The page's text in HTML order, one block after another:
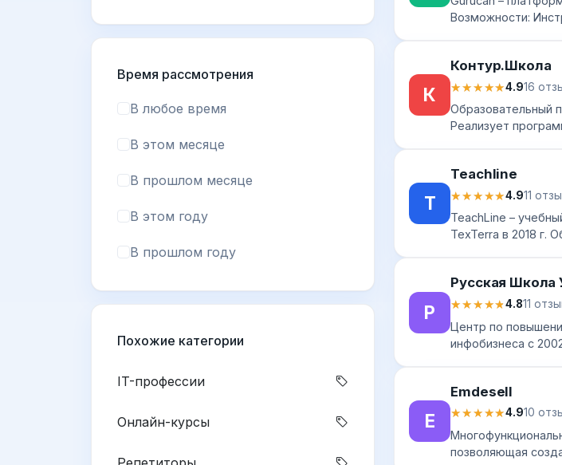
Время рассмотрения
В любое время
В этом месяце
В прошлом месяце
В этом году
В прошлом году
Похожие категории
IT-профессии
Онлайн-курсы
Возможности:
К
Контур.Школа
★★★★★
★★★★★4.916
Образовательный
Реализует
T
Teachline
★★★★★
★★★★★4.911
TeachLine –
TexTerra в 2018 г.
Р
Русская Школа
★★★★★
★★★★★4.811
Центр по
инфобизнеса с
E
Emdesell
★★★★★
★★★★★4.910
позволяющая